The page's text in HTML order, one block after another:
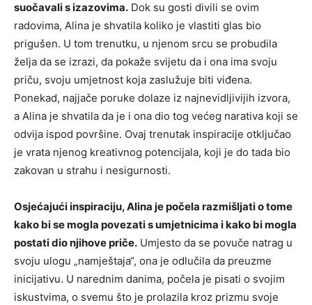
suočavali s izazovima. Dok su gosti divili se ovim
radovima, Alina je shvatila koliko je vlastiti glas bio
prigušen. U tom trenutku, u njenom srcu se probudila
želja da se izrazi, da pokaže svijetu da i ona ima svoju
priču, svoju umjetnost koja zaslužuje biti viđena.
Ponekad, najjače poruke dolaze iz najnevidljivijih izvora,
a Alina je shvatila da je i ona dio tog većeg narativa koji se
odvija ispod površine. Ovaj trenutak inspiracije otključao
je vrata njenog kreativnog potencijala, koji je do tada bio
zakovan u strahu i nesigurnosti.
Osjećajući inspiraciju, Alina je počela razmišljati o tome
kako bi se mogla povezati s umjetnicima i kako bi mogla
postati dio njihove priče. Umjesto da se povuče natrag u
svoju ulogu „namještaja“, ona je odlučila da preuzme
inicijativu. U narednim danima, počela je pisati o svojim
iskustvima, o svemu što je prolazila kroz prizmu svoje